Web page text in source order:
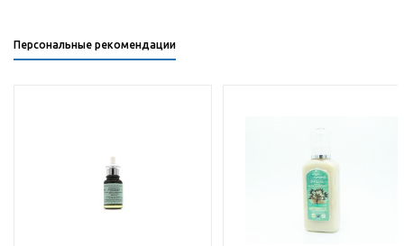
Персональные рекомендации